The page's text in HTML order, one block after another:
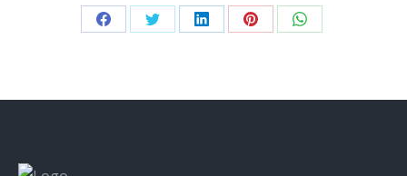
Share Share Share Share Share